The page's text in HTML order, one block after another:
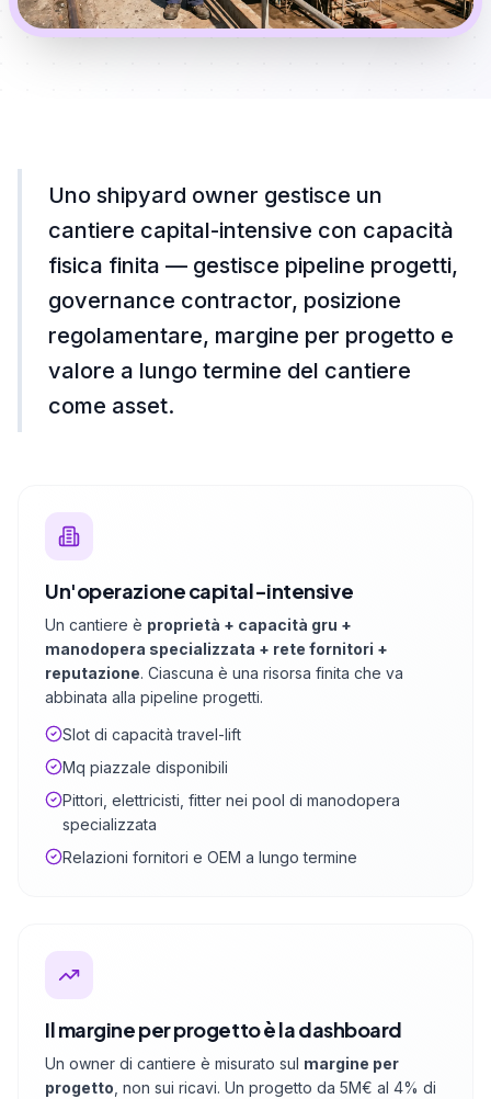
Uno shipyard owner gestisce un
cantiere capital-intensive con capacità
fisica finita — gestisce pipeline progetti,
governance contractor, posizione
regolamentare, margine per progetto e
valore a lungo termine del cantiere
come asset.
Un'operazione capital-intensive
Un cantiere è proprietà + capacità gru +
manodopera specializzata + rete fornitori +
reputazione. Ciascuna è una risorsa finita che va
abbinata alla pipeline progetti.
Slot di capacità travel-lift
Mq piazzale disponibili
Pittori, elettricisti, fitter nei pool di manodopera
specializzata
Relazioni fornitori e OEM a lungo termine
Il margine per progetto è la dashboard
Un owner di cantiere è misurato sul margine per
progetto , non sui ricavi. Un progetto da 5M€ al 4% di